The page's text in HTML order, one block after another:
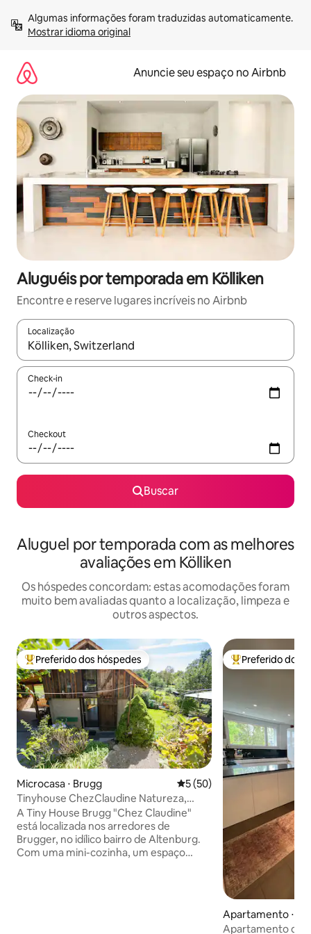
para
Mostrar idioma original
Anuncie seu espaço no Airbnb
Aluguéis por temporada em Kölliken
Encontre e reserve lugares incríveis no Airbnb
Localização
Quando os resultados estiverem disponíveis, explore-os
Check-in
Checkout
Buscar
Aluguel por temporada com as melhores
avaliações em Kölliken
Os hóspedes concordam: estas acomodações foram
muito bem avaliadas quanto a localização, limpeza e
outros aspectos.
Entre os melhores preferidos dos hóspedes
Preferido dos hóspedes
Microcasa ⋅ Brugg 5 de uma avaliação média
5 (50)
Tinyhouse ChezClaudine Natureza,
Relaxamento, Jardim, Aare
A Tiny House Brugg "Chez Claudine"
está localizada nos arredores de
Brugger, no idílico bairro de Altenburg.
Com uma mini-cozinha, um espaço
Entre os
Preferido dos
Apartamento ⋅
Apartamento de